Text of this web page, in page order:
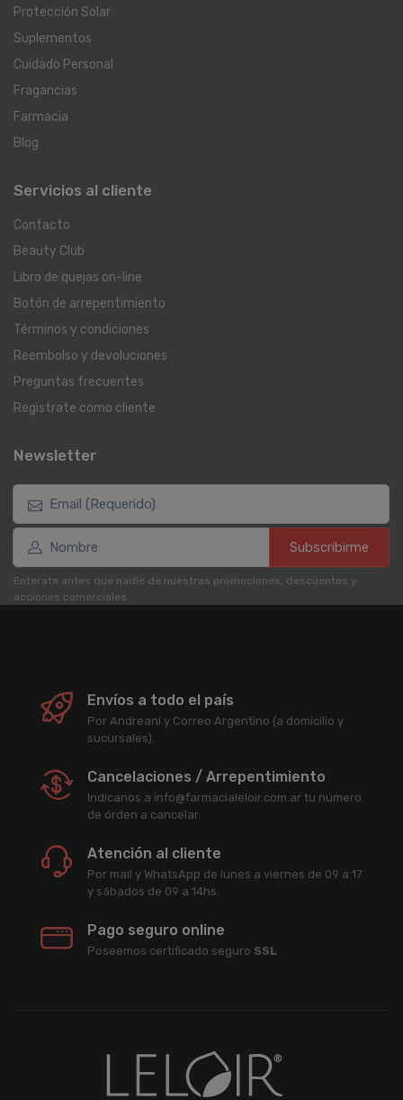
Protección Solar
Suplementos
Cuidado Personal
Fragancias
Farmacia
Blog
Servicios al cliente
Contacto
Beauty Club
Libro de quejas on-line
Botón de arrepentimiento
Términos y condiciones
Reembolso y devoluciones
Preguntas frecuentes
Registrate como cliente
Newsletter
Subscribirme
Enterate antes que nadie de nuestras promociones, descuentos y
acciones comerciales.
Envíos a todo el país
Por Andreani y Correo Argentino (a domicilio y
sucursales).
Cancelaciones / Arrepentimiento
Indicanos a info@farmacialeloir.com.ar tu número
de órden a cancelar.
Atención al cliente
Por mail y WhatsApp de lunes a viernes de 09 a 17
y sábados de 09 a 14hs.
Pago seguro online
Poseemos certificado seguro SSL